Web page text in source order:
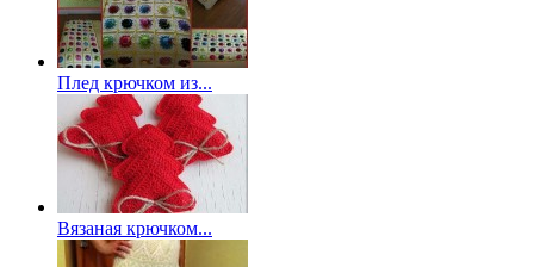
Плед крючком из...
Вязаная крючком...